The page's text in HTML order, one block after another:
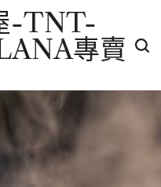
-TNT-
專賣